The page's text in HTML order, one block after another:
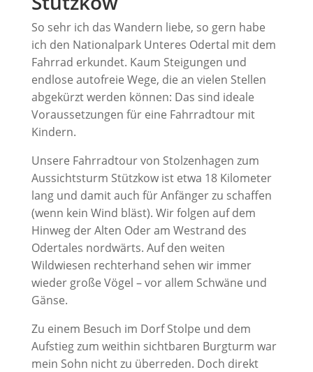
So sehr ich das Wandern liebe, so gern habe
ich den Nationalpark Unteres Odertal mit dem
Fahrrad erkundet. Kaum Steigungen und
endlose autofreie Wege, die an vielen Stellen
abgekürzt werden können: Das sind ideale
Voraussetzungen für eine Fahrradtour mit
Kindern.
Unsere Fahrradtour von Stolzenhagen zum
Aussichtsturm Stützkow ist etwa 18 Kilometer
lang und damit auch für Anfänger zu schaffen
(wenn kein Wind bläst). Wir folgen auf dem
Hinweg der Alten Oder am Westrand des
Odertales nordwärts. Auf den weiten
Wildwiesen rechterhand sehen wir immer
wieder große Vögel – vor allem Schwäne und
Gänse.
Zu einem Besuch im Dorf Stolpe und dem
Aufstieg zum weithin sichtbaren Burgturm war
mein Sohn nicht zu überreden. Doch direkt